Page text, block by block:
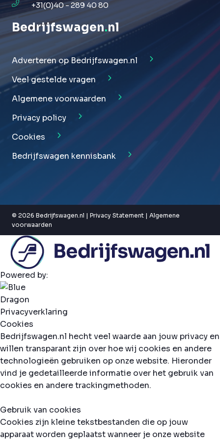
+31(0)40 - 289 40 80
Bedrijfswagen.nl
Adverteren op Bedrijfswagen.nl
Veel gestelde vragen
Algemene voorwaarden
Privacy policy
Cookies
Bedrijfswagen kennisbank
© 2026 Bedrijfswagen.nl | Privacy Statement | Algemene
voorwaarden
Powered by:
Privacyverklaring
Cookies
Bedrijfswagen.nl hecht veel waarde aan jouw privacy en
willen transparant zijn over hoe wij cookies en andere
technologieën gebruiken op onze website. Hieronder
vind je gedetailleerde informatie over het gebruik van
cookies en andere trackingmethoden.
Gebruik van cookies
Cookies zijn kleine tekstbestanden die op jouw
apparaat worden geplaatst wanneer je onze website